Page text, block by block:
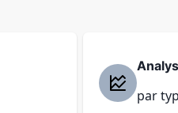
par